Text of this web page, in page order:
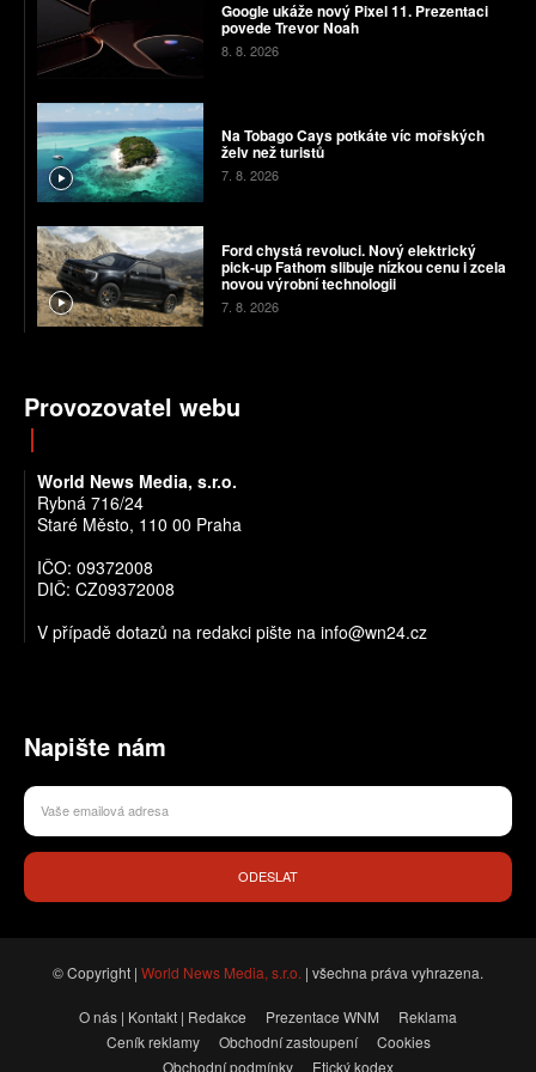
Google ukáže nový Pixel 11. Prezentaci
povede Trevor Noah
8. 8. 2026
Na Tobago Cays potkáte víc mořských
želv než turistů
7. 8. 2026
Ford chystá revoluci. Nový elektrický
pick-up Fathom slibuje nízkou cenu i zcela
novou výrobní technologii
7. 8. 2026
Provozovatel webu
World News Media, s.r.o.
Rybná 716/24
Staré Město, 110 00 Praha
IČO: 09372008
DIČ: CZ09372008
V případě dotazů na redakci pište na info@wn24.cz
Napište nám
ODESLAT
© Copyright | World News Media, s.r.o. | všechna práva vyhrazena.
O nás | Kontakt | Redakce Prezentace WNM
Reklama
Ceník reklamy
Obchodní zastoupení
Cookies
Obchodní podmínky
Etický kodex